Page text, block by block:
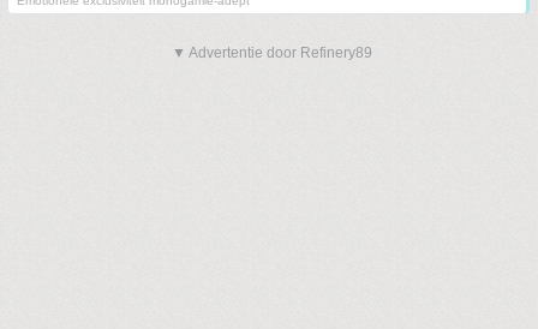
▼ Advertentie door Refinery89